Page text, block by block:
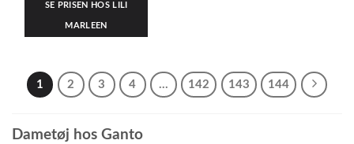
SE PRISEN HOS LILI
MARLEEN
1 2 3 4 … 142 143 144
Dametøj hos Ganto